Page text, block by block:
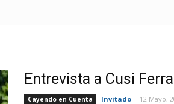
Entrevista a Cusi
Cayendo en Cuenta Invitado - 12 Mayo,